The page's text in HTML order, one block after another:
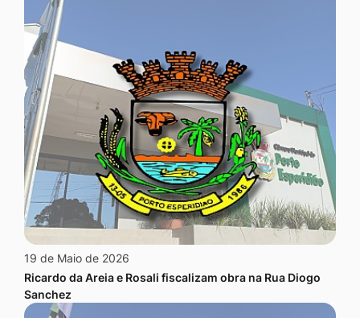
19 de Maio de 2026
Ricardo da Areia e Rosali fiscalizam obra na Rua Diogo
Sanchez